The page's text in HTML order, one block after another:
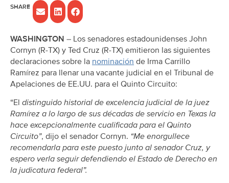
WASHINGTON – Los senadores estadounidenses John
Cornyn (R-TX) y Ted Cruz (R-TX) emitieron las siguientes
declaraciones sobre la nominación de Irma Carrillo
Ramírez para llenar una vacante judicial en el Tribunal de
Apelaciones de EE.UU. para el Quinto Circuito:
“El distinguido historial de excelencia judicial de la juez
Ramírez a lo largo de sus décadas de servicio en Texas la
hace excepcionalmente cualificada para el Quinto
Circuito”, dijo el senador Cornyn. “Me enorgullece
recomendarla para este puesto junto al senador Cruz, y
espero verla seguir defendiendo el Estado de Derecho en
la judicatura federal”.